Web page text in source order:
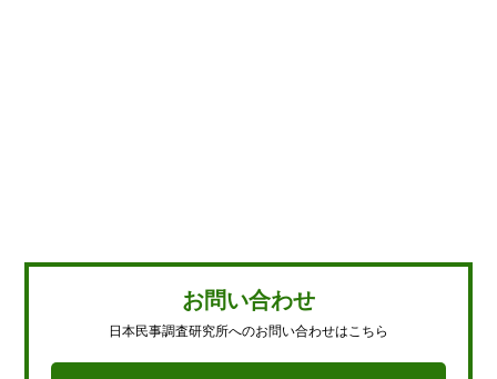
お問い合わせ
日本民事調査研究所へのお問い合わせはこちら